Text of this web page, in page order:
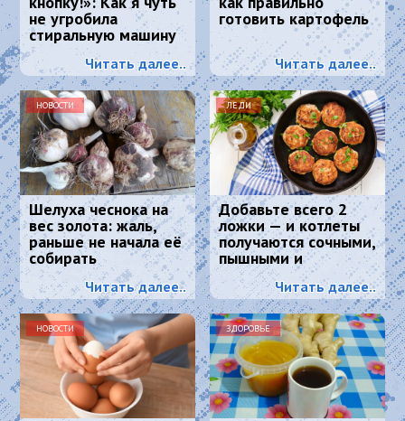
не угробила
стиральную машину
и что спасло
ситуациюЧитать далее..
готовить картофель
Читать далее..
НОВОСТИ
Шелуха чеснока на
вес золота: жаль,
раньше не начала её
собирать
Читать далее..
ЛЕДИ
Добавьте всего 2
ложки — и котлеты
получаются сочными,
пышными и
вкусными:
кулинарный секрет
Читать далее..
НОВОСТИ ЗДОРОВЬЕ